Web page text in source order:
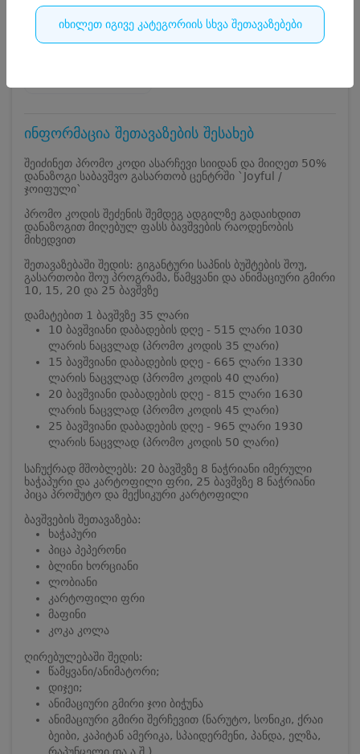
იხილეთ იგივე კატეგორიის სხვა შეთავაზებები
ინფორმაცია შეთავაზების შესახებ
შეიძინეთ პრომო კოდი ასარჩევი სიიდან და მიიღეთ 50%
დანაზოგი საბავშვო გასართობ ცენტრში `Joyful /
ჯოიფული`
პრომო კოდის შეძენის შემდეგ ადგილზე გადაიხდით
დანაზოგით მიღებულ ფასს ბავშვების რაოდენობის
მიხედვით
შეთავაზებაში შედის: გიგანტური საპნის ბუშტების შოუ,
გასართობი შოუ პროგრამა, წამყვანი და ანიმაციური გმირი
10, 15, 20 და 25 ბავშვზე
დამატებით 1 ბავშვზე 35 ლარი
10 ბავშვიანი დაბადების დღე - 515 ლარი 1030
ლარის ნაცვლად (პრომო კოდის 35 ლარი)
15 ბავშვიანი დაბადების დღე - 665 ლარი 1330
ლარის ნაცვლად (პრომო კოდის 40 ლარი)
20 ბავშვიანი დაბადების დღე - 815 ლარი 1630
ლარის ნაცვლად (პრომო კოდის 45 ლარი)
25 ბავშვიანი დაბადების დღე - 965 ლარი 1930
ლარის ნაცვლად (პრომო კოდის 50 ლარი)
საჩუქრად მშობლებს: 20 ბავშვზე 8 ნაჭრიანი იმერული
ხაჭაპური და კარტოფილი ფრი, 25 ბავშვზე 8 ნაჭრიანი
პიცა პროშუტო და მექსიკური კარტოფილი
ბავშვების შეთავაზება:
ხაჭაპური
პიცა პეპერონი
ბლინი ხორციანი
ლობიანი
კარტოფილი ფრი
მაფინი
კოკა კოლა
ღირებულებაში შედის:
წამყვანი/ანიმატორი;
დიჯეი;
ანიმაციური გმირი ჯოი ბიჭუნა
ანიმაციური გმირი შერჩევით (ნარუტო, სონიკი, ქრაი
ბეიბი, კაპიტან ამერიკა, სპაიდერმენი, პანდა, ელზა,